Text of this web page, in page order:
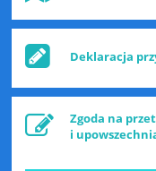
Deklaracja
Zgoda na
i